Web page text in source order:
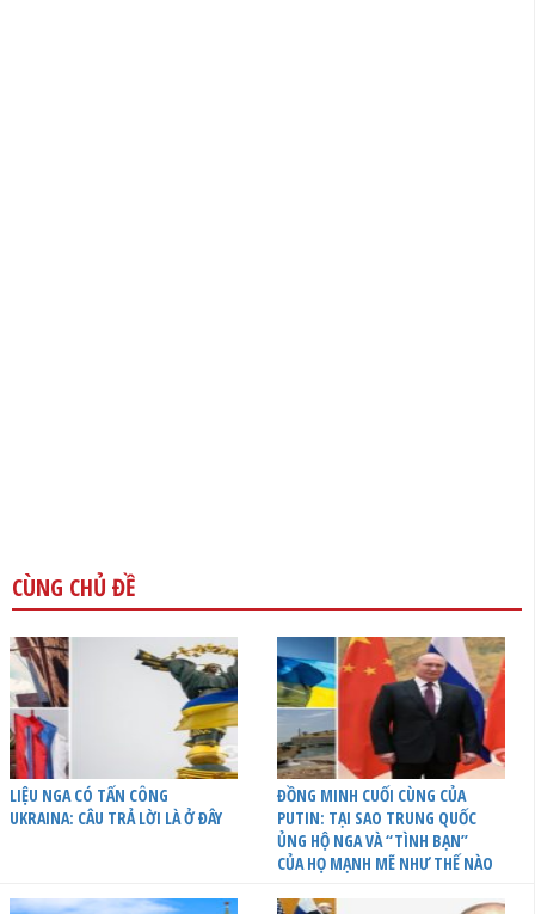
CÙNG CHỦ ĐỀ
LIỆU NGA CÓ TẤN CÔNG
UKRAINA: CÂU TRẢ LỜI LÀ Ở ĐÂY
ĐỒNG MINH CUỐI CÙNG CỦA
PUTIN: TẠI SAO TRUNG QUỐC
ỦNG HỘ NGA VÀ “TÌNH BẠN”
CỦA HỌ MẠNH MẼ NHƯ THẾ NÀO